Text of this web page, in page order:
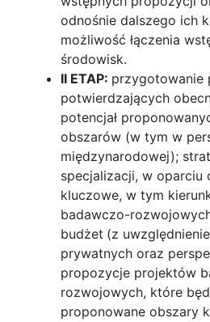
odnośnie dalszego ich
możliwość łączenia
środowisk.
II ETAP: przygotowanie
potwierdzających
potencjał
obszarów (w tym w
międzynarodowej);
specjalizacji, w oparciu
kluczowe, w tym
badawczo-
budżet (z
prywatnych oraz
propozycje projektów
rozwojowych, które
proponowane obszary